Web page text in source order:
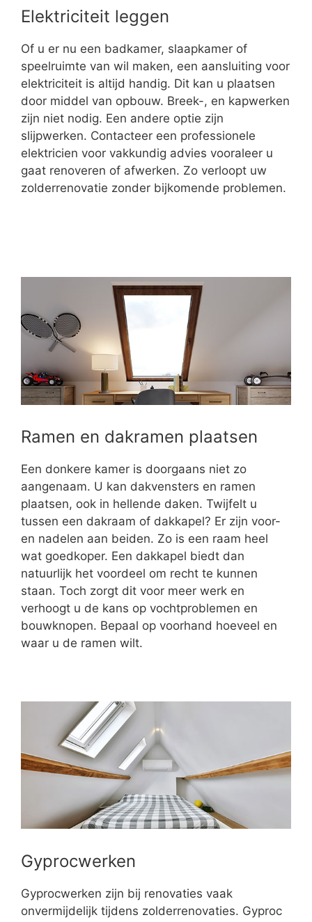
Elektriciteit leggen
Of u er nu een badkamer, slaapkamer of
speelruimte van wil maken, een aansluiting voor
elektriciteit is altijd handig. Dit kan u plaatsen
door middel van opbouw. Breek-, en kapwerken
zijn niet nodig. Een andere optie zijn
slijpwerken. Contacteer een professionele
elektricien voor vakkundig advies vooraleer u
gaat renoveren of afwerken. Zo verloopt uw
zolderrenovatie zonder bijkomende problemen.
Ramen en dakramen plaatsen
Een donkere kamer is doorgaans niet zo
aangenaam. U kan dakvensters en ramen
plaatsen, ook in hellende daken. Twijfelt u
tussen een dakraam of dakkapel? Er zijn voor-
en nadelen aan beiden. Zo is een raam heel
wat goedkoper. Een dakkapel biedt dan
natuurlijk het voordeel om recht te kunnen
staan. Toch zorgt dit voor meer werk en
verhoogt u de kans op vochtproblemen en
bouwknopen. Bepaal op voorhand hoeveel en
waar u de ramen wilt.
Gyprocwerken
Gyprocwerken zijn bij renovaties vaak
onvermijdelijk tijdens zolderrenovaties. Gyproc